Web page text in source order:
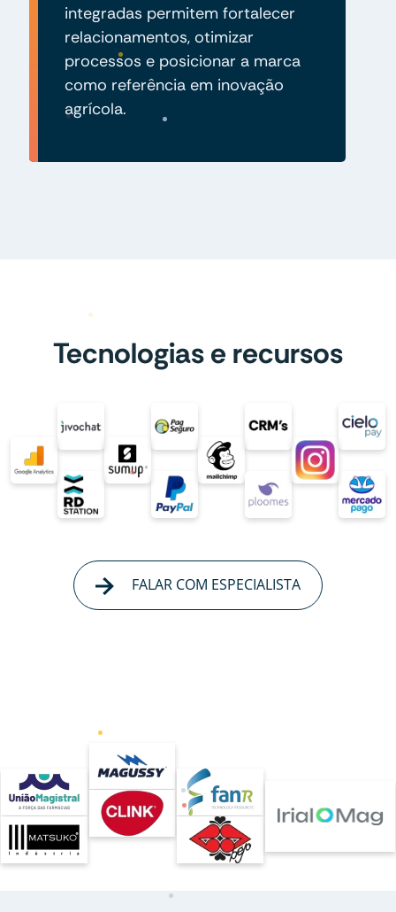
integradas permitem fortalecer
relacionamentos, otimizar
processos e posicionar a marca
como referência em inovação
agrícola.
Tecnologias e recursos
FALAR COM ESPECIALISTA